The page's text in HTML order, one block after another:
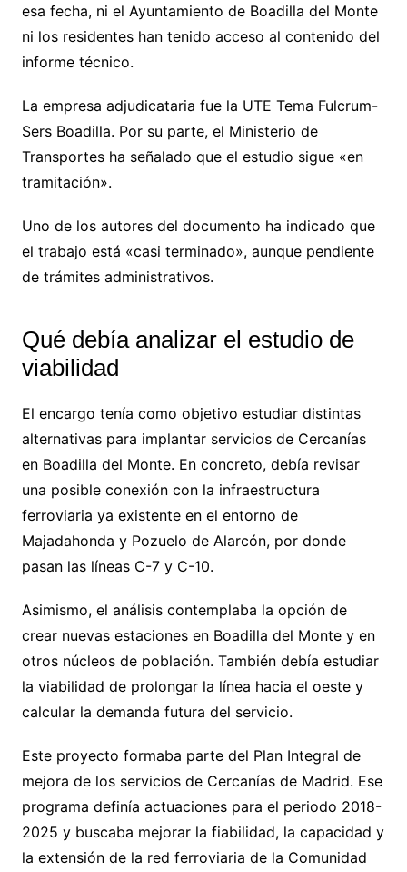
esa fecha, ni el Ayuntamiento de Boadilla del Monte
ni los residentes han tenido acceso al contenido del
informe técnico.
La empresa adjudicataria fue la UTE Tema Fulcrum-
Sers Boadilla. Por su parte, el Ministerio de
Transportes ha señalado que el estudio sigue «en
tramitación».
Uno de los autores del documento ha indicado que
el trabajo está «casi terminado», aunque pendiente
de trámites administrativos.
Qué debía analizar el estudio de
viabilidad
El encargo tenía como objetivo estudiar distintas
alternativas para implantar servicios de Cercanías
en Boadilla del Monte. En concreto, debía revisar
una posible conexión con la infraestructura
ferroviaria ya existente en el entorno de
Majadahonda y Pozuelo de Alarcón, por donde
pasan las líneas C-7 y C-10.
Asimismo, el análisis contemplaba la opción de
crear nuevas estaciones en Boadilla del Monte y en
otros núcleos de población. También debía estudiar
la viabilidad de prolongar la línea hacia el oeste y
calcular la demanda futura del servicio.
Este proyecto formaba parte del Plan Integral de
mejora de los servicios de Cercanías de Madrid. Ese
programa definía actuaciones para el periodo 2018-
2025 y buscaba mejorar la fiabilidad, la capacidad y
la extensión de la red ferroviaria de la Comunidad